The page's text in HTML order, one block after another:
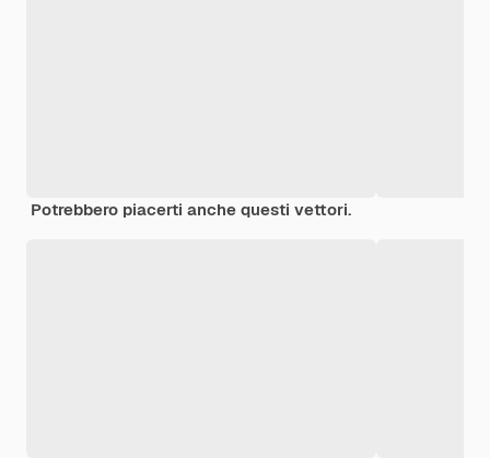
Potrebbero piacerti anche questi vettori.